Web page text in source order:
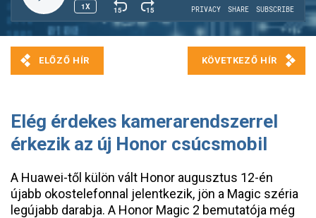
MI AZ A ROBOT PODCAST?
Elég érdekes kamerarendszerrel
érkezik az új Honor csúcsmobil
A Huawei-től külön vált Honor augusztus 12-én
újabb okostelefonnal jelentkezik, jön a Magic széria
legújabb darabja. A Honor Magic 2 bemutatója még